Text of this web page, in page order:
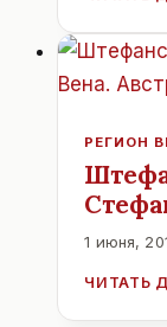
РЕГИОН
1 июня,
ЧИТАТЬ